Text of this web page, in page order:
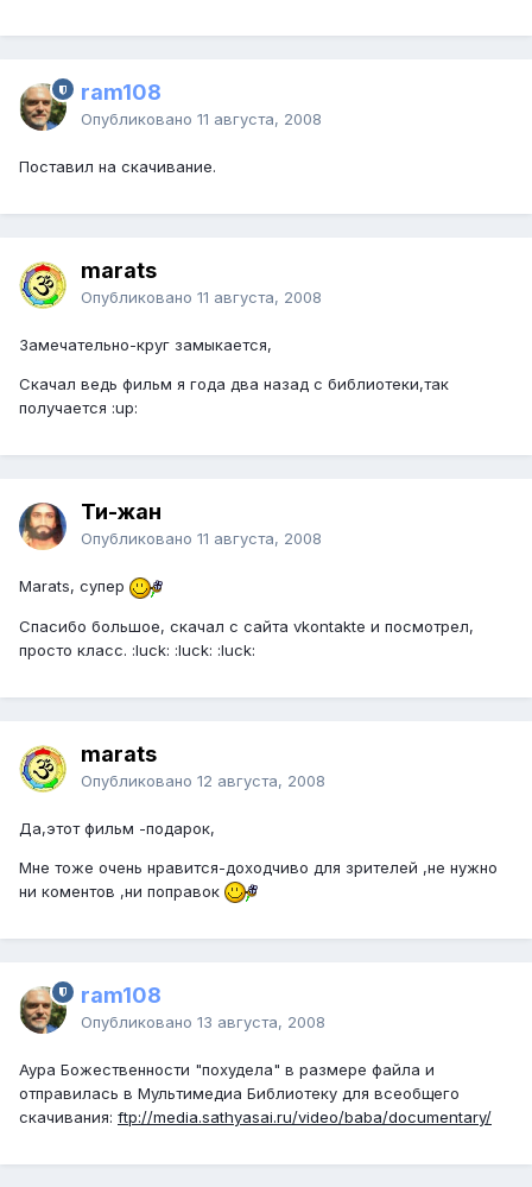
ram108
Опубликовано 11 августа, 2008
Поставил на скачивание.
marats
Опубликовано 11 августа, 2008
Замечательно-круг замыкается,
Скачал ведь фильм я года два назад с библиотеки,так
получается :up:
Ти-жан
Опубликовано 11 августа, 2008
Marats, супер
Спасибо большое, скачал с сайта vkontakte и посмотрел,
просто класс. :luck: :luck: :luck:
marats
Опубликовано 12 августа, 2008
Да,этот фильм -подарок,
Мне тоже очень нравится-доходчиво для зрителей ,не нужно
ни коментов ,ни поправок
ram108
Опубликовано 13 августа, 2008
Аура Божественности "похудела" в размере файла и
отправилась в Мультимедиа Библиотеку для всеобщего
скачивания: ftp://media.sathyasai.ru/video/baba/documentary/